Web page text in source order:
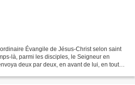
Évangile de Jésus-Christ selon saint
là, parmi les disciples, le Seigneur en
deux par deux, en avant de lui, en toute